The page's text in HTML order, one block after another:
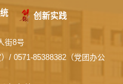
创新实践
街8号
/ 0571-85388382（党团办公